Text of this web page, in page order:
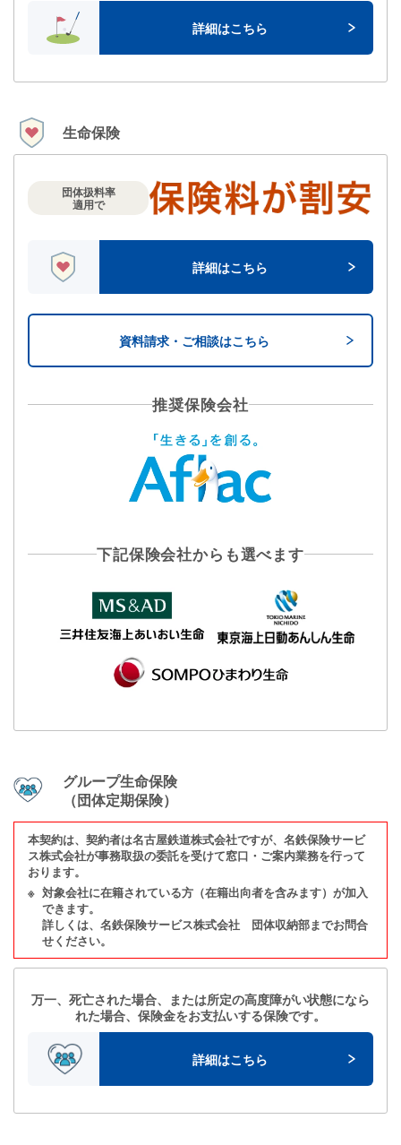
詳細はこちら
生命保険
団体扱料率
適⽤で
詳細はこちら
資料請求・ご相談はこちら
推奨保険会社
下記保険会社からも選べます
グループ生命保険
（団体定期保険）
本契約は、契約者は名古屋鉄道株式会社ですが、名鉄保険サービ
ス株式会社が事務取扱の委託を受けて窓口・ご案内業務を行って
おります。
※ 対象会社に在籍されている方（在籍出向者を含みます）が加入
できます。
詳しくは、名鉄保険サービス株式会社 団体収納部までお問合
せください。
万一、死亡された場合、または所定の高度障がい状態になら
れた場合、 保険金をお支払いする保険です。
詳細はこちら